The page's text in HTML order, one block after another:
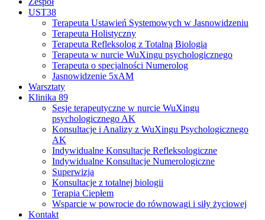
UST38
Terapeuta Ustawień Systemowych w Jasnowidzeniu
Terapeuta Holistyczny
Terapeuta Refleksolog z Totalną Biologią
Terapeuta w nurcie WuXingu psychologicznego
Terapeuta o specjalności Numerolog
Jasnowidzenie 5xAM
Warsztaty
Klinika 89
Sesje terapeutyczne w nurcie WuXingu
psychologicznego AK
Konsultacje i Analizy z WuXingu Psychologicznego
AK
Indywidualne Konsultacje Refleksologiczne
Indywidualne Konsultacje Numerologiczne
Superwizja
Konsultacje z totalnej biologii
Terapia Ciepłem
Wsparcie w powrocie do równowagi i siły życiowej
Kontakt